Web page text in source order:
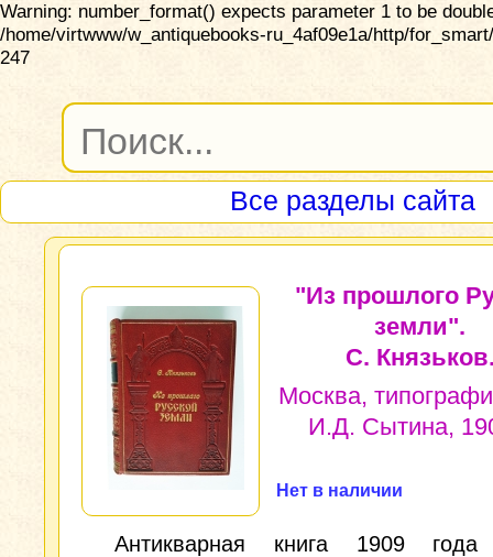
Warning: number_format() expects parameter 1 to be
/home/virtwww/w_antiquebooks-ru_4af09e1a/http/
247
Все разделы сайта
"Из прошлого
земли".
С.
Москва,
И.Д. Сытина,
Нет в наличии
Антикварная книга 1909 года